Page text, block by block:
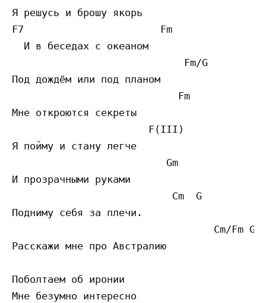
Я решусь и брошу якорь
F7                       Fm
  И в беседах с океаном
                             Fm/G
Под дождём или под планом
                            Fm
Мне откроются секреты
                       F(III)
Я пойму и стану легче
                          Gm
И прозрачными руками
                           Cm  G
Подниму себя за плечи.
Расскажи мне про Австралию
Поболтаем об иронии
Мне безумно интересно